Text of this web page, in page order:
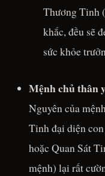
Thương Tinh
khắc, đều sẽ
sức khỏe
Mệnh chủ thân
Nguyên của
Tinh đại diện
hoặc Quan Sát
mệnh) lại rất